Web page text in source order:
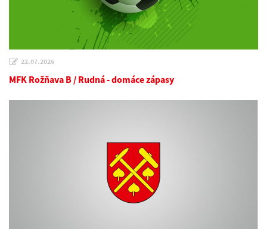
22.07.2026
MFK Rožňava B / Rudná - domáce zápasy